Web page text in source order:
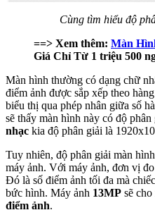
Cùng tìm hiểu độ
==> Xem thêm: Màn
Giá Chỉ Từ 1 triệu 500
Màn hình thường có dạng chữ
điểm ảnh được sắp xếp theo
biểu thị qua phép nhân giữa số
sẽ thấy màn hình này có độ phân
nhạc kia độ phân giải là
Tuy nhiên, độ phân giải màn
máy ảnh. Với máy ảnh, đơn vị
Đó là số điểm ảnh tối đa mà
bức hình. Máy ảnh 13MP sẽ
điểm ảnh.